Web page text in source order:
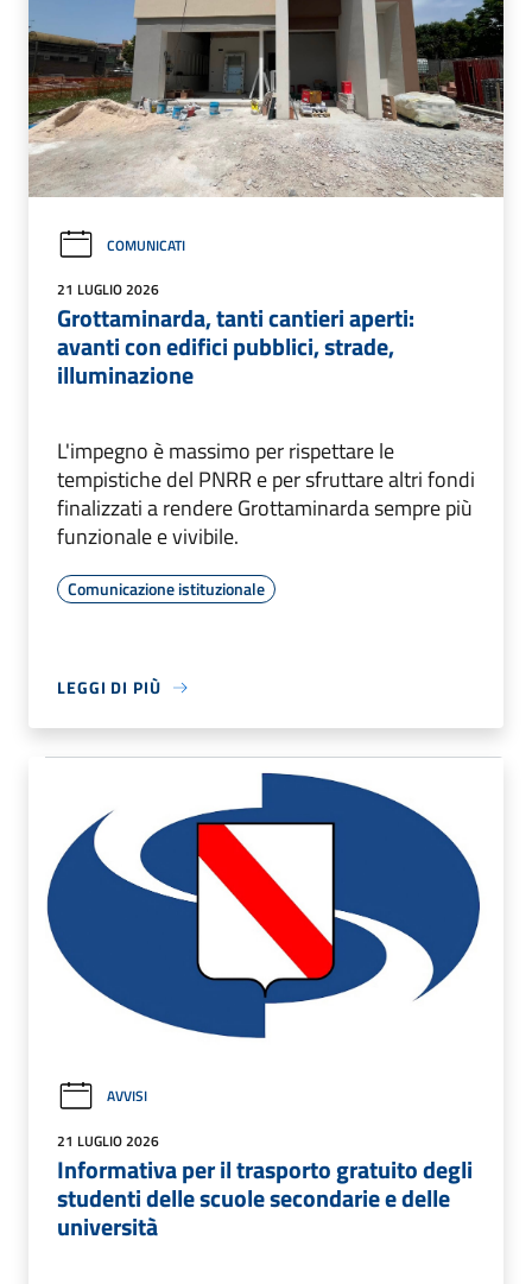
COMUNICATI
21 LUGLIO 2026
Grottaminarda, tanti cantieri aperti:
avanti con edifici pubblici, strade,
illuminazione
L'impegno è massimo per rispettare le
tempistiche del PNRR e per sfruttare altri fondi
finalizzati a rendere Grottaminarda sempre più
funzionale e vivibile.
Comunicazione istituzionale
LEGGI DI PIÙ
AVVISI
21 LUGLIO 2026
Informativa per il trasporto gratuito degli
studenti delle scuole secondarie e delle
università